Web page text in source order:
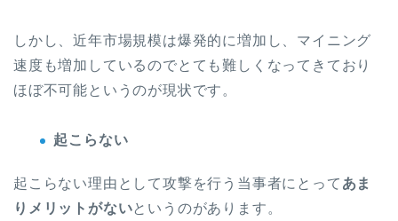
しかし、近年市場規模は爆発的に増加し、マイニング
速度も増加しているのでとても難しくなってきており
ほぼ不可能というのが現状です。
起こらない
起こらない理由として攻撃を行う当事者にとって あま
りメリットがないというのがあります。